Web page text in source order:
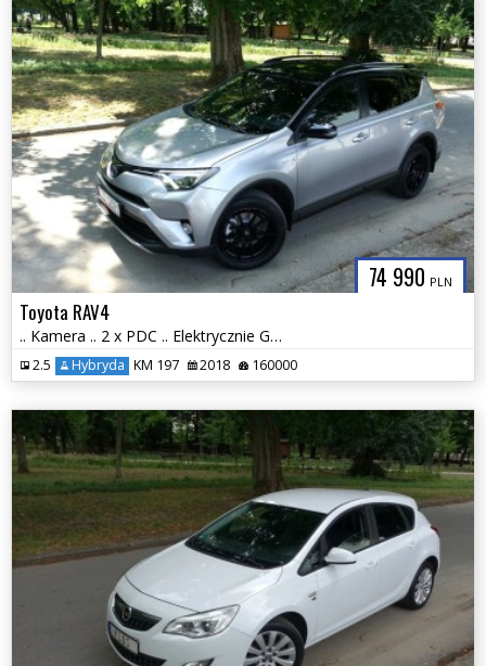
74 990 PLN
Toyota RAV4
.. Kamera .. 2 x PDC .. Elektrycznie Grzane Szyby i Fotele ..
2.5 Hybryda KM 197 2018 160000